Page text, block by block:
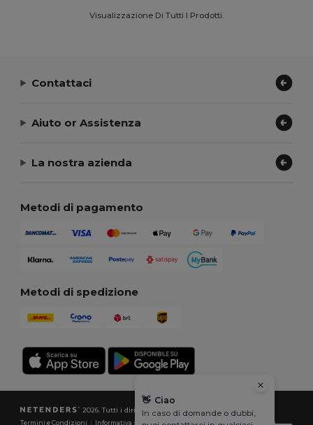
Visualizzazione Di Tutti I Prodotti.
Contattaci
Aiuto or Assistenza
La nostra azienda
Metodi di pagamento
Metodi di spedizione
2026. Tutti i diritti riservati
Termini e Condizioni Informativa sulla privacy|Politica sui cookie|Site Map
👋 Ciao
In caso di domande o dubbi,